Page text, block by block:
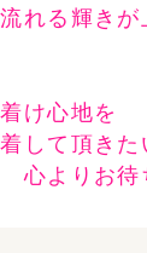
れる輝き
け心地を
して頂きた
心よりお待